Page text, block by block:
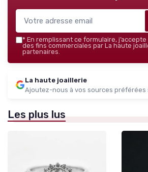
* En remplissant ce formulaire,
des fins commerciales par La haute
partenaires.
La haute joaillerie
Ajoutez-nous à vos sources préférées
Les plus lus